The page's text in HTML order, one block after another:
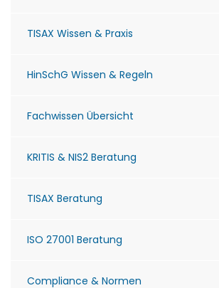
TISAX Wissen & Praxis
HinSchG Wissen & Regeln
Fachwissen Übersicht
KRITIS & NIS2 Beratung
TISAX Beratung
ISO 27001 Beratung
Compliance & Normen